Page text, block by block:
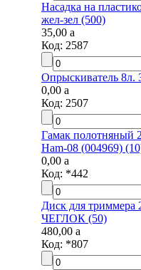
Насадка на
жел-зел (500)
35,00a
Код:2587
Опрыскиватель 8л.
0,00a
Код:2507
Гамак полотняный
Ham-08 (004969) (10)
0,00a
Код:*442
Диск для триммера
ЧЕГЛОК (50)
480,00a
Код:*807